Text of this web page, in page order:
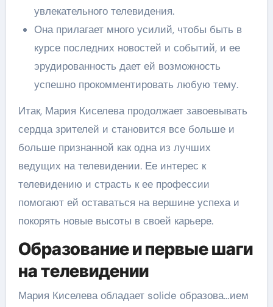
увлекательного телевидения.
Она прилагает много усилий, чтобы быть в
курсе последних новостей и событий, и ее
эрудированность дает ей возможность
успешно прокомментировать любую тему.
Итак, Мария Киселева продолжает завоевывать
сердца зрителей и становится все больше и
больше признанной как одна из лучших
ведущих на телевидении. Ее интерес к
телевидению и страсть к ее профессии
помогают ей оставаться на вершине успеха и
покорять новые высоты в своей карьере.
Образование и первые шаги
на телевидении
Мария Киселева обладает solide образова…ием